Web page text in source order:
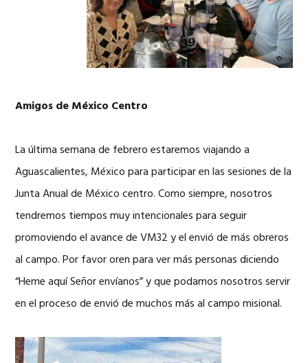
Amigos de México Centro
La última semana de febrero estaremos viajando a
Aguascalientes, México para participar en las sesiones de la
Junta Anual de México centro. Como siempre, nosotros
tendremos tiempos muy intencionales para seguir
promoviendo el avance de VM32 y el envió de más obreros
al campo. Por favor oren para ver más personas diciendo
“Heme aquí Señor envíanos” y que podamos nosotros servir
en el proceso de envió de muchos más al campo misional.